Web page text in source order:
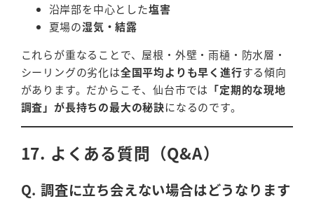
沿岸部を中心とした塩害
夏場の湿気・結露
これらが重なることで、屋根・外壁・雨樋・防水層・
シーリングの劣化は全国平均よりも早く進行する傾向
があります。だからこそ、仙台市では 「定期的な現地
調査」が長持ちの最大の秘訣になるのです。
17. よくある質問（Q&A）
Q. 調査に立ち会えない場合はどうなります